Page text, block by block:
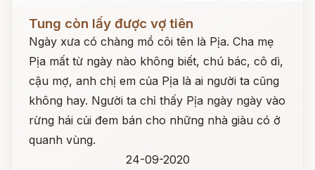
Tung còn lấy được vợ tiên
Ngày xưa có chàng mồ côi tên là Pịa. Cha mẹ
Pịa mất từ ngày nào không biết, chú bác, cô dì,
cậu mợ, anh chị em của Pịa là ai người ta cũng
không hay. Người ta chỉ thấy Pịa ngày ngày vào
rừng hái củi đem bán cho những nhà giàu có ở
quanh vùng.
24-09-2020